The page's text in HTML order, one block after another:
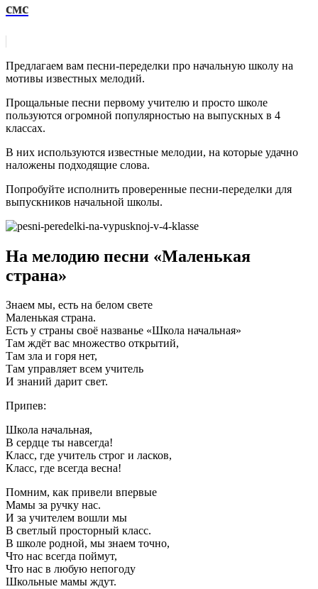
смс
Предлагаем вам песни-переделки про начальную школу на
мотивы известных мелодий.
Прощальные песни первому учителю и просто школе
пользуются огромной популярностью на выпускных в 4
классах.
В них используются известные мелодии, на которые удачно
наложены подходящие слова.
Попробуйте исполнить проверенные песни-переделки для
выпускников начальной школы.
На мелодию песни «Маленькая
страна»
Знаем мы, есть на белом свете
Маленькая страна.
Есть у страны своё названье «Школа начальная»
Там ждёт вас множество открытий,
Там зла и горя нет,
Там управляет всем учитель
И знаний дарит свет.
Припев:
Школа начальная,
В сердце ты навсегда!
Класс, где учитель строг и ласков,
Класс, где всегда весна!
Помним, как привели впервые
Мамы за ручку нас.
И за учителем вошли мы
В светлый просторный класс.
В школе родной, мы знаем точно,
Что нас всегда поймут,
Что нас в любую непогоду
Школьные мамы ждут.